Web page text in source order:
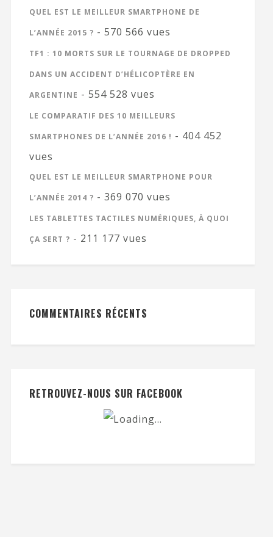
QUEL EST LE MEILLEUR SMARTPHONE DE
L’ANNÉE 2015 ? - 570 566 vues
TF1 : 10 MORTS SUR LE TOURNAGE DE DROPPED
DANS UN ACCIDENT D’HÉLICOPTÈRE EN
ARGENTINE - 554 528 vues
LE COMPARATIF DES 10 MEILLEURS
SMARTPHONES DE L’ANNÉE 2016 ! - 404 452
vues
QUEL EST LE MEILLEUR SMARTPHONE POUR
L’ANNÉE 2014 ? - 369 070 vues
LES TABLETTES TACTILES NUMÉRIQUES, À QUOI
ÇA SERT ? - 211 177 vues
COMMENTAIRES RÉCENTS
RETROUVEZ-NOUS SUR FACEBOOK